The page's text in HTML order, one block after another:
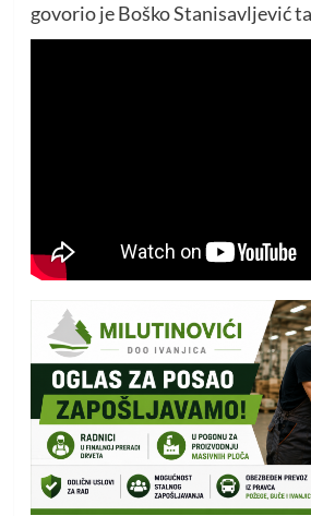
govorio je Boško Stanisavljević